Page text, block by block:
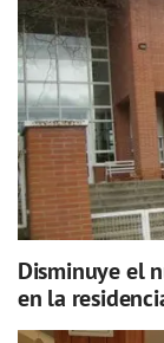
Disminuye el
en la